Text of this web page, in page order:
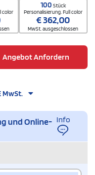
color
100 Stück
Personalisierung. Full color
€362,00
MwSt. ausgeschlossen
Angebot Anfordern
MwSt.
und Online- Info